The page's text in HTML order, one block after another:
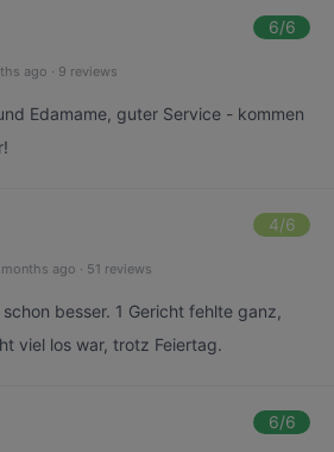
6/6
ago · 9 reviews
Edamame, guter Service - kommen
4/6
ago · 51 reviews
besser. 1 Gericht fehlte ganz,
viel los war, trotz Feiertag.
6/6